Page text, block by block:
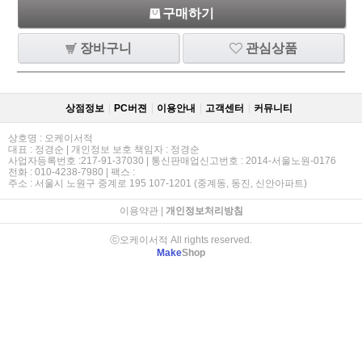
구매하기
장바구니 관심상품
상점정보 PC버젼 이용안내 고객센터 커뮤니티
상호명 : 오케이서적
대표 : 정경순 | 개인정보 보호 책임자 : 정경순
사업자등록번호 :217-91-37030 | 통신판매업신고번호 : 2014-서울노원-0176
전화 : 010-4238-7980 | 팩스 :
주소 : 서울시 노원구 중계로 195 107-1201 (중계동, 동진, 신안아파트)
이용약관| 개인정보처리방침
ⓒ오케이서적 All rights reserved.
MakeShop